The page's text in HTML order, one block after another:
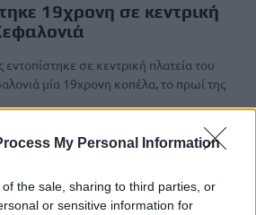
My Personal Information
the sale, sharing to third parties, or
or sensitive information for
19χρονη σε κεντρική
εντοπίστηκε σε κεντρική πλατεία του
μία 19χρονη κοπέλα, το πρωί της